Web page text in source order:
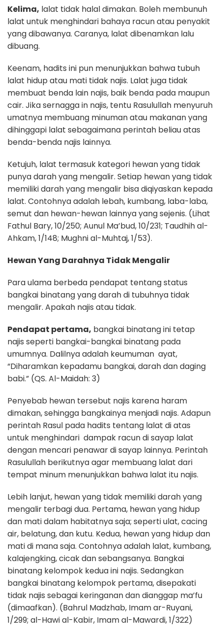
Kelima, lalat tidak halal dimakan. Boleh membunuh
lalat untuk menghindari bahaya racun atau penyakit
yang dibawanya. Caranya, lalat dibenamkan lalu
dibuang.
Keenam, hadits ini pun menunjukkan bahwa tubuh
lalat hidup atau mati tidak najis. Lalat juga tidak
membuat benda lain najis, baik benda pada maupun
cair. Jika sernagga in najis, tentu Rasulullah menyuruh
umatnya membuang minuman atau makanan yang
dihinggapi lalat sebagaimana perintah beliau atas
benda-benda najis lainnya.
Ketujuh, lalat termasuk kategori hewan yang tidak
punya darah yang mengalir. Setiap hewan yang tidak
memiliki darah yang mengalir bisa diqiyaskan kepada
lalat. Contohnya adalah lebah, kumbang, laba-laba,
semut dan hewan-hewan lainnya yang sejenis. (Lihat
Fathul Bary, 10/250; Aunul Ma’bud, 10/231; Taudhih al-
Ahkam, 1/148; Mughni al-Muhtaj, 1/53).
Hewan Yang Darahnya Tidak Mengalir
Para ulama berbeda pendapat tentang status
bangkai binatang yang darah di tubuhnya tidak
mengalir. Apakah najis atau tidak.
Pendapat pertama, bangkai binatang ini tetap
najis seperti bangkai-bangkai binatang pada
umumnya. Dalilnya adalah keumuman ayat,
“Diharamkan kepadamu bangkai, darah dan daging
babi.” (QS. Al-Maidah: 3)
Penyebab hewan tersebut najis karena haram
dimakan, sehingga bangkainya menjadi najis. Adapun
perintah Rasul pada hadits tentang lalat di atas
untuk menghindari dampak racun di sayap lalat
dengan mencari penawar di sayap lainnya. Perintah
Rasulullah berikutnya agar membuang lalat dari
tempat minum menunjukkan bahwa lalat itu najis.
Lebih lanjut, hewan yang tidak memiliki darah yang
mengalir terbagi dua. Pertama, hewan yang hidup
dan mati dalam habitatnya saja; seperti ulat, cacing
air, belatung, dan kutu. Kedua, hewan yang hidup dan
mati di mana saja. Contohnya adalah lalat, kumbang,
kalajengking, cicak dan sebangsanya. Bangkai
binatang kelompok kedua ini najis. Sedangkan
bangkai binatang kelompok pertama, disepakati
tidak najis sebagai keringanan dan dianggap ma’fu
(dimaafkan). (Bahrul Madzhab, Imam ar-Ruyani,
1/299; al-Hawi al-Kabir, Imam al-Mawardi, 1/322)